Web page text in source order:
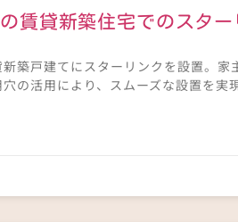
賃貸新築住宅でのスタ
築戸建てにスターリンクを設置。
の活用により、スムーズな設置を実